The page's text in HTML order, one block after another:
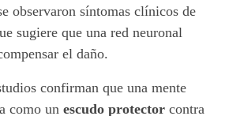
observaron síntomas clínicos de
sugiere que una red neuronal
el daño.
confirman que una mente
como un escudo protector contra